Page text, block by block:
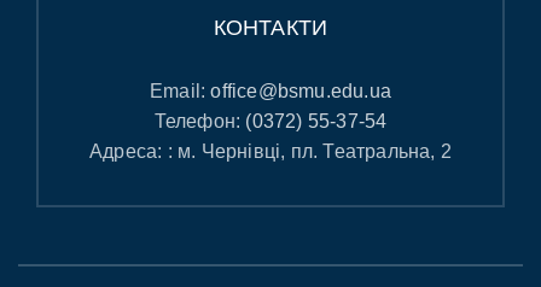
КОНТАКТИ
Email:office@bsmu.edu.ua
Телефон: (0372) 55-37-54
Адреса: : м. Чернівці, пл. Театральна, 2